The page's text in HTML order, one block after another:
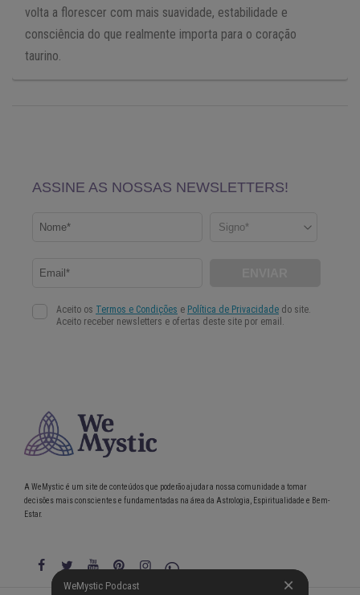
volta a florescer com mais suavidade, estabilidade e
consciência do que realmente importa para o coração
taurino.
WeMystic Podcast
A WeMystic é um site de conteúdos que poderão ajudar a nossa comunidade a tomar
decisões mais conscientes e fundamentadas na área da Astrologia, Espiritualidade e Bem-
Estar.
WeMystic Podcast